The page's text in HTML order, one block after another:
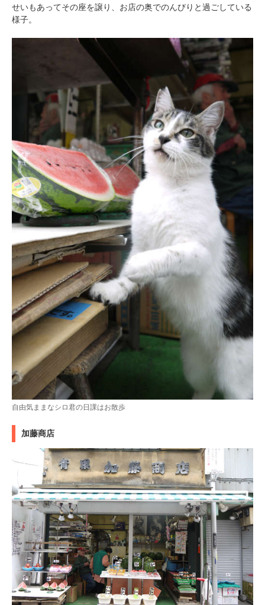
せいもあってその座を譲り、お店の奥でのんびりと過ごしている
様子。
自由気ままなシロ君の日課はお散歩
加藤商店
pecodogs
いぬ部をフォロー
pecocats
ねこ部をフォロー
アプリをダウンロードする